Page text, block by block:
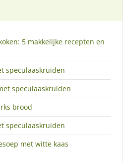
5 makkelijke recepten en
speculaaskruiden
speculaaskruiden
brood
speculaaskruiden
met witte kaas